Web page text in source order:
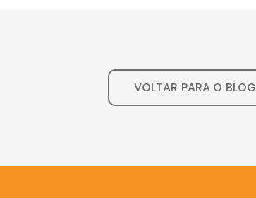
VOLTAR PARA O BLOG